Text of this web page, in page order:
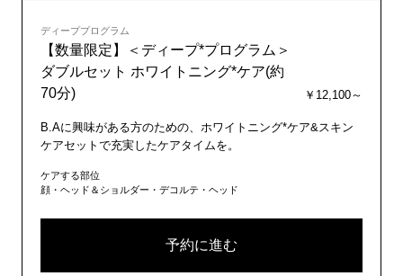
ディーププログラム
【数量限定】＜ディープ*プログラム＞
ダブルセット ホワイトニング*ケア(約
70分)
￥12,100～
B.Aに興味がある方のための、ホワイトニング*ケア&スキン
ケアセットで充実したケアタイムを。
ケアする部位
顔・ヘッド＆ショルダー・デコルテ・ヘッド
予約に進む